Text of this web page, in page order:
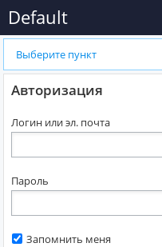
Default
Выберите пункт
Авторизация
Логин или эл. почта
Пароль
Запомнить меня